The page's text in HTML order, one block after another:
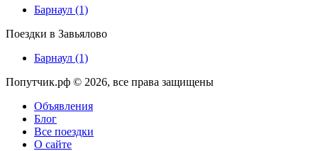
Барнаул (1)
Поездки в Завьялово
Барнаул (1)
Попутчик.рф © 2026, все права защищены
Объявления
Блог
Все поездки
О сайте